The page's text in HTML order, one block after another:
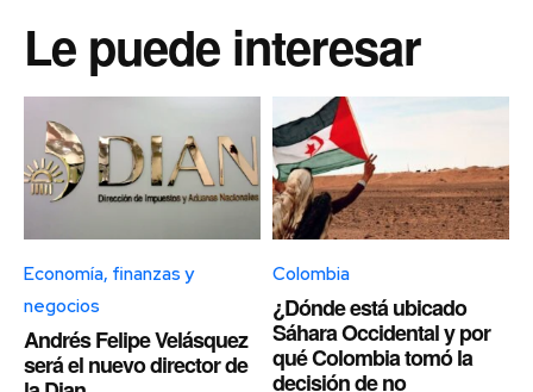
Le puede interesar
Economía, finanzas y
negocios
Andrés Felipe Velásquez
será el nuevo director de
Colombia
¿Dónde está ubicado
Sáhara Occidental y por
qué Colombia tomó la
decisión de no